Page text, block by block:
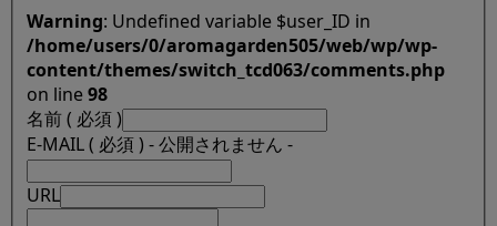
Warning : Undefined variable $user_ID in
/home/users/0/aromagarden505/web/wp/wp-
content/themes/switch_tcd063/comments.php
on line98
名前 ( 必須 )
E-MAIL ( 必須 ) - 公開されません -
URL